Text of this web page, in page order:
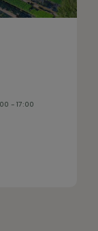
- 17:00